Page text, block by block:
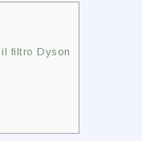
filtro Dyson